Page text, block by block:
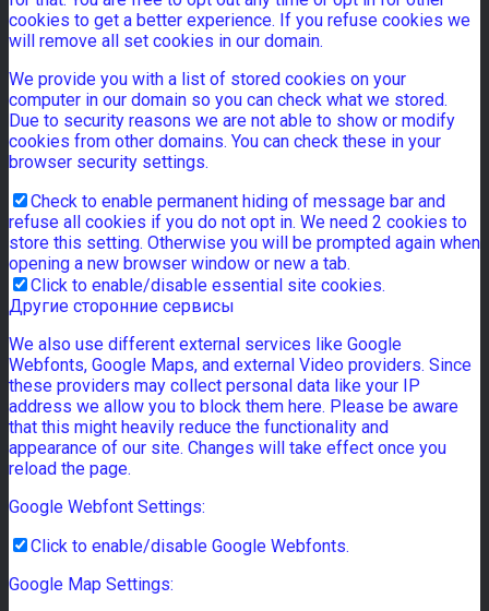
cookies to get a better experience. If you refuse cookies we
will remove all set cookies in our domain.
We provide you with a list of stored cookies on your
computer in our domain so you can check what we stored.
Due to security reasons we are not able to show or modify
cookies from other domains. You can check these in your
browser security settings.
Check to enable permanent hiding of message bar and
refuse all cookies if you do not opt in. We need 2 cookies to
store this setting. Otherwise you will be prompted again when
opening a new browser window or new a tab.
Click to enable/disable essential site cookies.
Другие сторонние сервисы
We also use different external services like Google
Webfonts, Google Maps, and external Video providers. Since
these providers may collect personal data like your IP
address we allow you to block them here. Please be aware
that this might heavily reduce the functionality and
appearance of our site. Changes will take effect once you
reload the page.
Google Webfont Settings:
Click to enable/disable Google Webfonts.
Google Map Settings: